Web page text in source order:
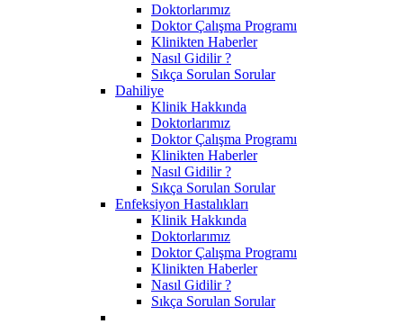
Doktorlarımız
Doktor Çalışma Programı
Klinikten Haberler
Nasıl Gidilir ?
Sıkça Sorulan Sorular
Dahiliye
Klinik Hakkında
Doktorlarımız
Doktor Çalışma Programı
Klinikten Haberler
Nasıl Gidilir ?
Sıkça Sorulan Sorular
Enfeksiyon Hastalıkları
Klinik Hakkında
Doktorlarımız
Doktor Çalışma Programı
Klinikten Haberler
Nasıl Gidilir ?
Sıkça Sorulan Sorular